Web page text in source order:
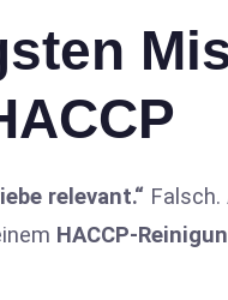
relevant.“ Falsch.
HACCP-